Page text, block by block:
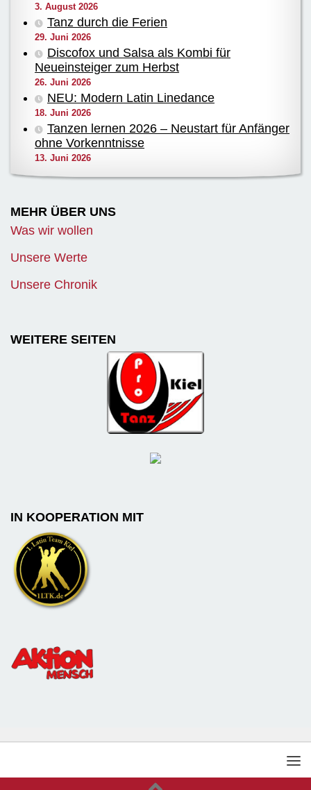
3. August 2026
Tanz durch die Ferien
29. Juni 2026
Discofox und Salsa als Kombi für
Neueinsteiger zum Herbst
26. Juni 2026
NEU: Modern Latin Linedance
18. Juni 2026
Tanzen lernen 2026 – Neustart für Anfänger
ohne Vorkenntnisse
13. Juni 2026
MEHR ÜBER UNS
Was wir wollen
Unsere Werte
Unsere Chronik
WEITERE SEITEN
IN KOOPERATION MIT